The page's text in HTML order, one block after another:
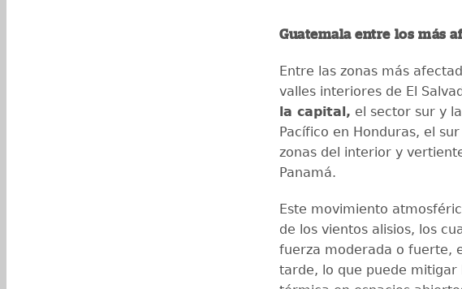
Guatemala entre los más
Entre las zonas más
valles interiores de El
la capital, el sector sur y
Pacífico en Honduras, el
zonas del interior y
Panamá.
Este movimiento
de los vientos alisios, los
fuerza moderada o fuerte,
tarde, lo que puede mitigar